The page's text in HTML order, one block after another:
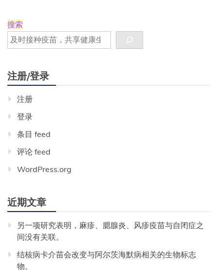
搜索
注册/登录
注册
登录
条目 feed
评论 feed
WordPress.org
近期文章
另一项研究表明，麻疹、腮腺炎、风疹疫苗与自闭症之
间没有关联。
结核病卡介苗会改变与阿尔茨海默病相关的生物标志
物。